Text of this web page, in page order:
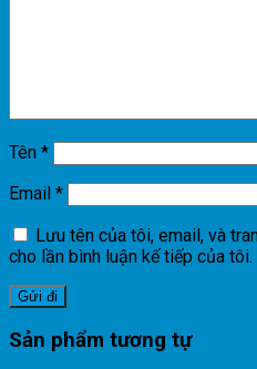
Tên *
Email *
Lưu tên của tôi, email, và
cho lần bình luận kế tiếp của tôi.
Sản phẩm tương tự